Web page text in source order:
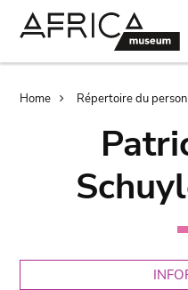
Home Répertoire du